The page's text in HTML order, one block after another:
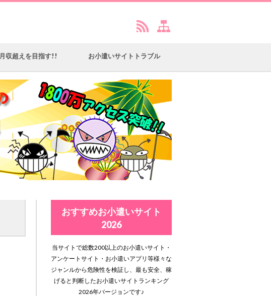
月収超えを目指す!! お小遣いサイトトラブル
おすすめお小遣いサイト
2026
当サイトで総数200以上のお小遣いサイト・
アンケートサイト・お小遣いアプリ等様々な
ジャンルから危険性を検証し、最も安全、稼
げると判断したお小遣いサイトランキング
2026年バージョンです♪